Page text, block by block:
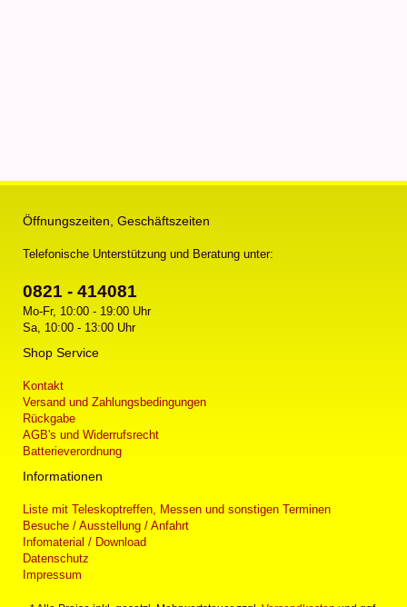
Öffnungszeiten, Geschäftszeiten
Telefonische Unterstützung und Beratung unter:
0821 - 414081
Mo-Fr, 10:00 - 19:00 Uhr
Sa, 10:00 - 13:00 Uhr
Shop Service
Kontakt
Versand und Zahlungsbedingungen
Rückgabe
AGB's und Widerrufsrecht
Batterieverordnung
Informationen
Liste mit Teleskoptreffen, Messen und sonstigen Terminen
Besuche / Ausstellung / Anfahrt
Infomaterial / Download
Datenschutz
Impressum